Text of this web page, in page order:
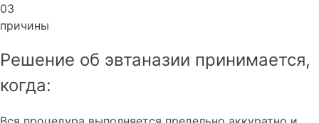
03
причины
Решение об эвтаназии принимается,
когда: